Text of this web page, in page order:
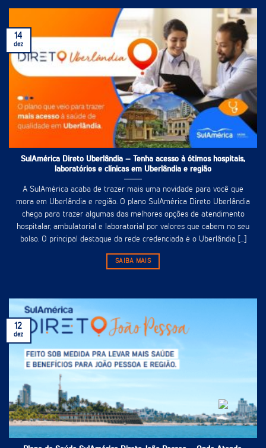
SulAmérica Direto Uberlândia – Tenha acesso à ótimos hospitais,
laboratórios e clínicas em Uberlândia e região
A SulAmérica acaba de trazer mais uma novidade para você que
mora em Uberlândia e região. O plano SulAmérica Direto Uberlândia
chega para trazer algumas das melhores opções de atendimento
hospitalar, ambulatorial e laboratorial por valores que cabem no seu
bolso. O principal destaque da rede credenciada é o Uberlândia [...]
SAIBA MAIS
14
dez
12
dez